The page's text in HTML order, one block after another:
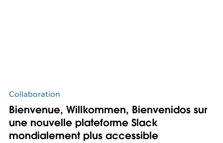
Collaboration
Bienvenue, Willkommen, Bienvenidos sur
une nouvelle plateforme Slack
mondialement plus accessible